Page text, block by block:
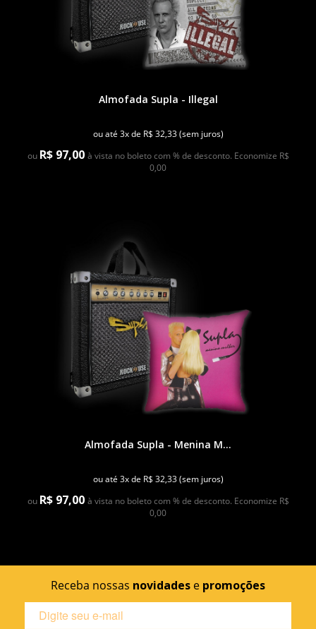
Almofada Supla - Illegal
ou até 3x de R$ 32,33 (sem juros)
ou R$ 97,00 à vista no boleto com % de desconto. Economize R$
0,00
Almofada Supla - Menina M...
ou até 3x de R$ 32,33 (sem juros)
ou R$ 97,00 à vista no boleto com % de desconto. Economize R$
0,00
Receba nossas novidades e promoções